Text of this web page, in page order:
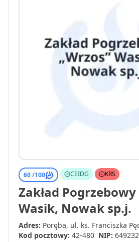
60 /100 CEIDG KRS
Zakład Pogrzebowy
Wasik, Nowak sp.j.
Adres: Poręba, ul. ks. Franciszka
Kod pocztowy: 42-480 NIP: